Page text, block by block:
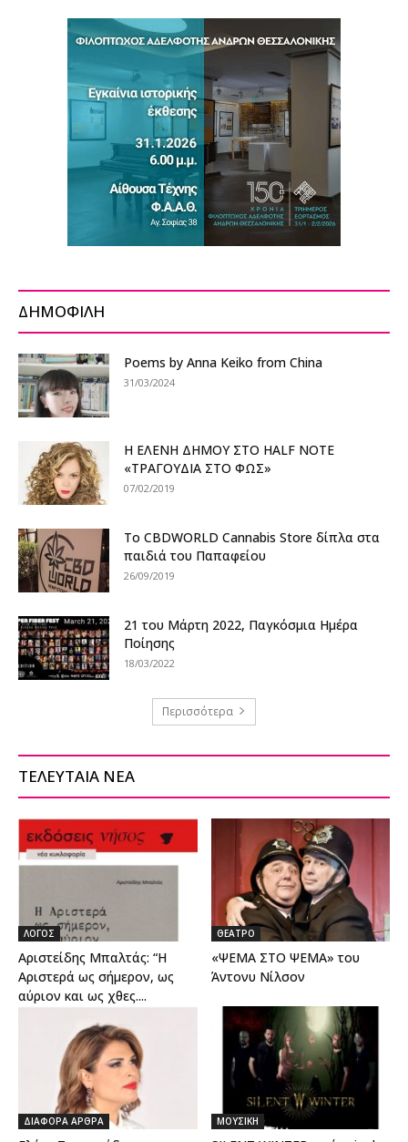
ΔΗΜΟΦΙΛΗ
Poems by Anna Keiko from China
31/03/2024
Η ΕΛΕΝΗ ΔΗΜΟΥ ΣΤΟ HALF NOTE
«ΤΡΑΓΟΥΔΙΑ ΣΤΟ ΦΩΣ»
07/02/2019
Το CBDWORLD Cannabis Store δίπλα στα
παιδιά του Παπαφείου
26/09/2019
21 του Μάρτη 2022, Παγκόσμια Ημέρα
Ποίησης
18/03/2022
Περισσότερα
ΤΕΛΕΥΤΑΙΑ ΝΕΑ
ΛΟΓΟΣ
Αριστείδης Μπαλτάς: “Η
Αριστερά ως σήμερον, ως
αύριον και ως χθες....
ΘΕΑΤΡΟ
«ΨΕΜΑ ΣΤΟ ΨΕΜΑ» του
Άντονυ Νίλσον
ΔΙΑΦΟΡΑ ΑΡΘΡΑ ΜΟΥΣΙΚΗ